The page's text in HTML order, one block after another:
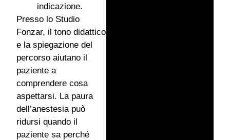
indicazione.
Presso lo Studio
Fonzar, il tono didattico
e la spiegazione del
percorso aiutano il
paziente a
comprendere cosa
aspettarsi. La paura
dell’anestesia può
ridursi quando il
paziente sa perché